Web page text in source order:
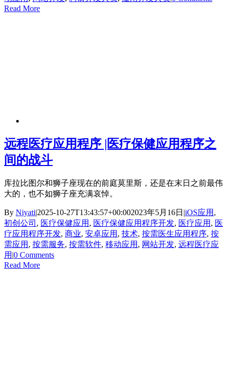
Read More
远程医疗应用程序 |医疗保健应用程序之
间的战斗
库拉比图尔和狮子座现在的前庭莫里斯，还是在末日之前最伟
大的，也不如狮子座充满哀悼。
By Niyati|2025-10-27T13:43:57+00:002023年5月16日 |iOS应用 ,
初创公司 , 医疗保健应用 , 医疗保健应用程序开发, 医疗应用 , 医
疗应用程序开发, 商业, 安卓应用 , 技术, 按需医生应用程序, 按
需应用 , 按需服务, 按需软件, 移动应用 , 网站开发, 远程医疗应
用 |0 Comments
Read More